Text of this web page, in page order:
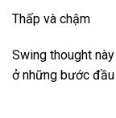
Thấp và chậm
Swing thought
ở những bước